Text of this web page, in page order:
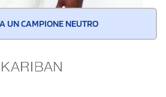
UN CAMPIONE NEUTRO